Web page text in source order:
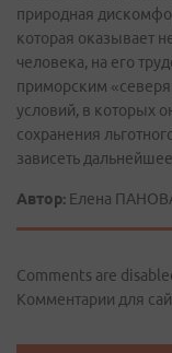
природная
которая оказывает
человека, на его
приморским
условий, в которых
сохранения
зависеть
Автор: Елена
Comments are
Комментарии для